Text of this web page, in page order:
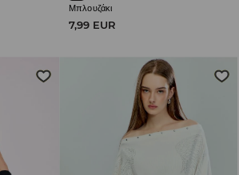
Μπλουζάκι
7,99 EUR